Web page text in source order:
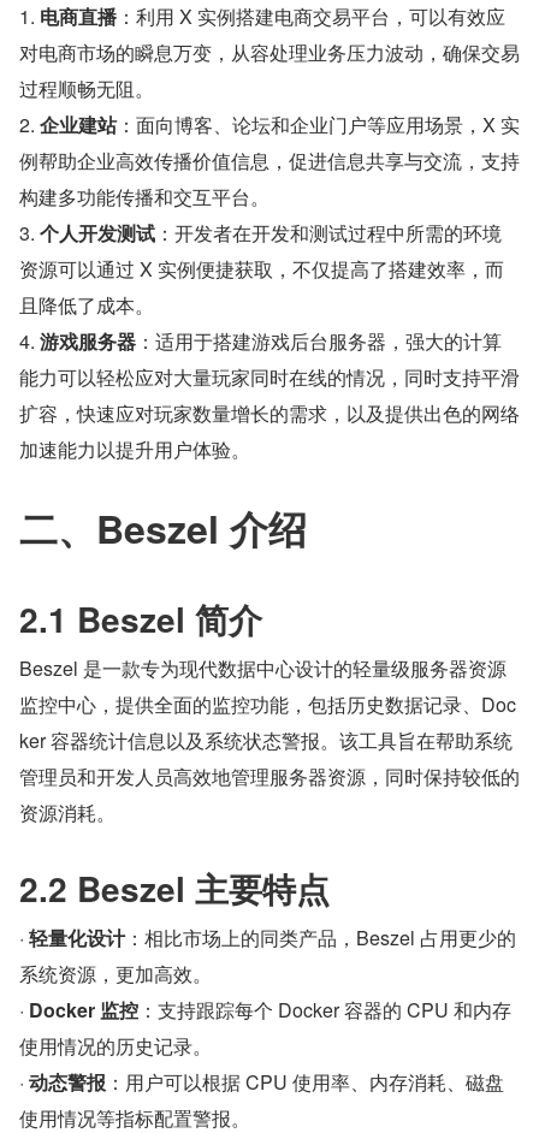
1. 电商直播 ：利用 X 实例搭建电商交易平台，可以有效应
对电商市场的瞬息万变，从容处理业务压力波动，确保交易
过程顺畅无阻。
2. 企业建站：面向博客、论坛和企业门户等应用场景，X 实
例帮助企业高效传播价值信息，促进信息共享与交流，支持
构建多功能传播和交互平台。
3. 个人开发测试 ：开发者在开发和测试过程中所需的环境
资源可以通过 X 实例便捷获取，不仅提高了搭建效率，而
且降低了成本。
4. 游戏服务器 ：适用于搭建游戏后台服务器，强大的计算
能力可以轻松应对大量玩家同时在线的情况，同时支持平滑
扩容，快速应对玩家数量增长的需求，以及提供出色的网络
加速能力以提升用户体验。
二、Beszel 介绍
2.1 Beszel 简介
Beszel 是一款专为现代数据中心设计的轻量级服务器资源
监控中心，提供全面的监控功能，包括历史数据记录、Doc
ker 容器统计信息以及系统状态警报。该工具旨在帮助系统
管理员和开发人员高效地管理服务器资源，同时保持较低的
资源消耗。
2.2 Beszel 主要特点
· 轻量化设计：相比市场上的同类产品，Beszel 占用更少的
系统资源，更加高效。
· Docker 监控 ：支持跟踪每个 Docker 容器的 CPU 和内存
使用情况的历史记录。
· 动态警报 ：用户可以根据 CPU 使用率、内存消耗、磁盘
使用情况等指标配置警报。